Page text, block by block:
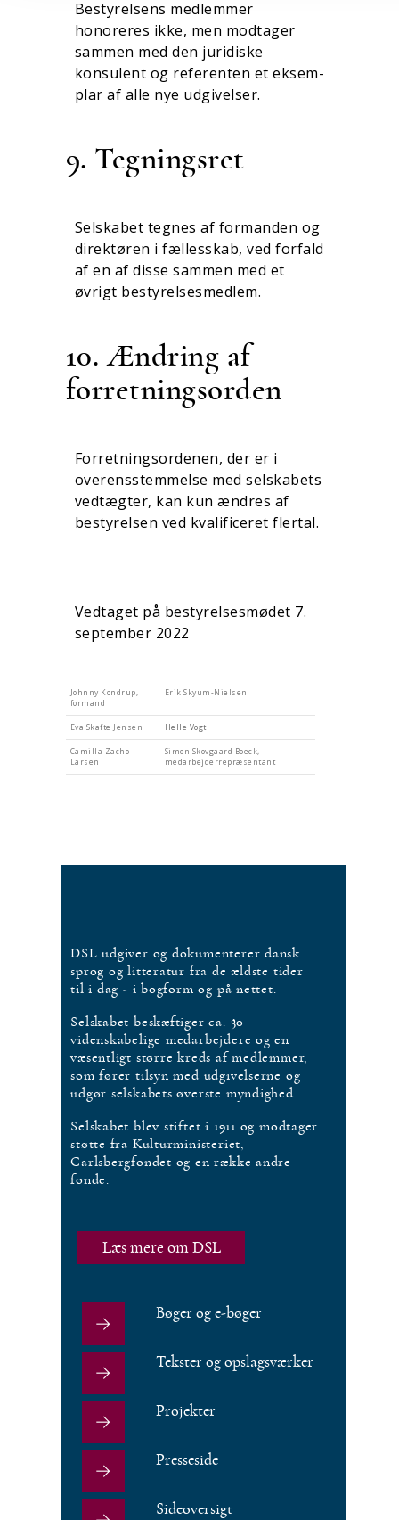
Bestyrelsens medlemmer
honoreres ikke, men modtager
sammen med den juridiske
konsulent og referenten et ek­sem­
plar af alle nye udgivelser.
9. Tegningsret
Selskabet tegnes af formanden og
direktøren i fællesskab, ved forfald
af en af disse sammen med et
øvrigt bestyrelses­med­lem.
10. Ændring af
forretningsorden
Forretningsordenen, der er i
overensstemmelse med sel­ska­bets
vedtægter, kan kun ændres af
bestyrelsen ved kvalifi­­ce­ret flertal.
Vedtaget på bestyrelsesmødet 7.
september 2022
Johnny Kondrup,
formand
Erik Skyum-Nielsen
Eva Skafte Jensen Helle Vogt
Camilla Zacho
Larsen
Simon Skovgaard Boeck,
medarbejderrepræsentant
DSL udgiver og dokumenterer dansk
sprog og litteratur fra de ældste tider
til i dag - i bogform og på nettet.
Selskabet beskæftiger ca. 30
videnskabelige medarbejdere og en
væsentligt større kreds af medlemmer,
som fører tilsyn med udgivelserne og
udgør selskabets øverste myndighed.
Selskabet blev stiftet i 1911 og modtager
støtte fra Kulturministeriet,
Carlsbergfondet og en række andre
fonde.
Læs mere om DSL
Bøger og e-bøger
Tekster og opslagsværker
Projekter
Presseside
Sideoversigt